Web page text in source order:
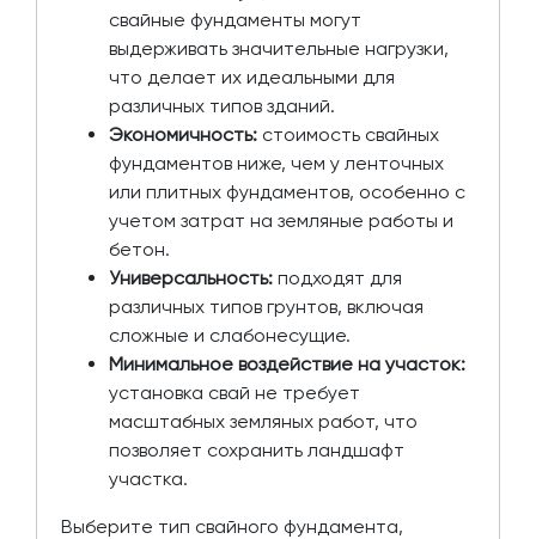
свайные фундаменты могут
выдерживать значительные нагрузки,
что делает их идеальными для
различных типов зданий.
Экономичность: стоимость свайных
фундаментов ниже, чем у ленточных
или плитных фундаментов, особенно с
учетом затрат на земляные работы и
бетон.
Универсальность: подходят для
различных типов грунтов, включая
сложные и слабонесущие.
Минимальное воздействие на участок:
установка свай не требует
масштабных земляных работ, что
позволяет сохранить ландшафт
участка.
Выберите тип свайного фундамента,